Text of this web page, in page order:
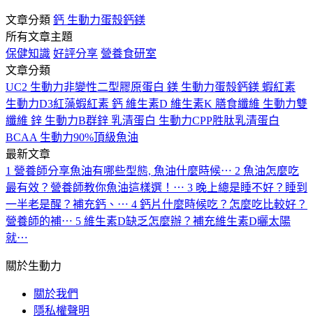
文章分類 鈣 生動力蛋殼鈣鎂
所有文章主題
保健知識 好評分享 營養食研室
文章分類
UC2 生動力非變性二型膠原蛋白 鎂 生動力蛋殼鈣鎂 蝦紅素
生動力D3紅藻蝦紅素 鈣 維生素D 維生素K 膳食纖維 生動力雙
纖維 鋅 生動力B群鋅 乳清蛋白 生動力CPP胜肽乳清蛋白
BCAA 生動力90%頂級魚油
最新文章
1 營養師分享魚油有哪些型態, 魚油什麼時候⋯ 2 魚油怎麼吃
最有效？營養師教你魚油這樣選！⋯ 3 晚上總是睡不好？睡到
一半老是醒？補充鈣、⋯ 4 鈣片什麼時候吃？怎麼吃比較好？
營養師的補⋯ 5 維生素D缺乏怎麼辦？補充維生素D曬太陽
就⋯
關於生動力
關於我們
隱私權聲明